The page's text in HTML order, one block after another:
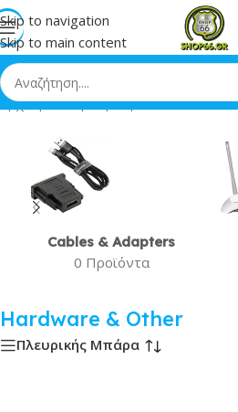
Skip to navigation
Skip to main content
Αρχική»Αναβάθμιση & Δίκτυα»
Cables & Adapters
0 Προϊόντα
Hardware & Other
Πλευρικής Μπάρα